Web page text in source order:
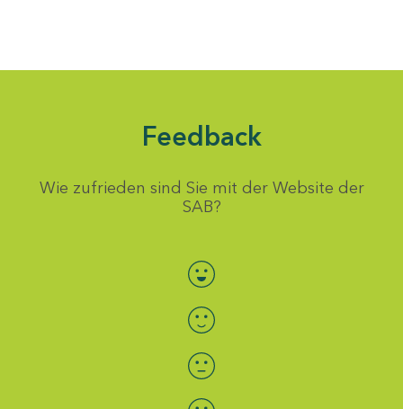
Feedback
Wie zufrieden sind Sie mit der Website der
SAB?
Bewertung auswählen